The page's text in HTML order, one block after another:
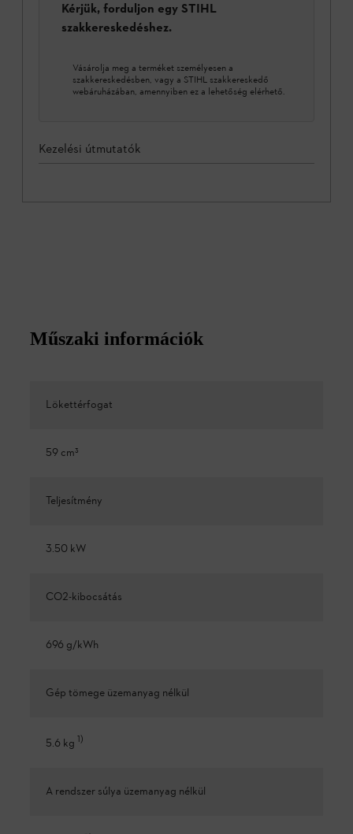
Kérjük, forduljon egy STIHL
szakkereskedéshez.
Vásárolja meg a terméket személyesen a
szakkereskedésben, vagy a STIHL szakkereskedő
webáruházában, amennyiben ez a lehetőség elérhető.
Kezelési útmutatók
Műszaki információk
Lökettérfogat
59 cm³
Teljesítmény
3.50 kW
CO2-kibocsátás
696 g/kWh
Gép tömege üzemanyag nélkül
5.6 kg 1)
A rendszer súlya üzemanyag nélkül